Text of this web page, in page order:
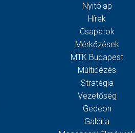
Nyitólap
Hírek
Csapatok
Mérkőzések
MTK Budapest
Múltidézés
Stratégia
Vezetőség
Gedeon
Galéria